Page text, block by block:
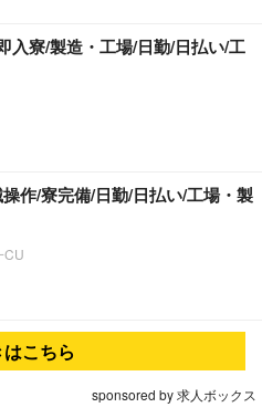
入寮/製造・工場/日勤/日払い/工
作/寮完備/日勤/日払い/工場・製
CU
こちら
sponsored by 求人ボックス